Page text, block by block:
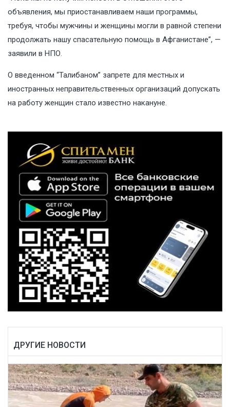
объявления, мы приостанавливаем наши программы,
требуя, чтобы мужчины и женщины могли в равной степени
продолжать нашу спасательную помощь в Афганистане”, —
заявили в НПО.
О введенном “Талибаном” запрете для местных и
иностранных неправительственных организаций допускать
на работу женщин стало известно накануне.
ДРУГИЕ НОВОСТИ